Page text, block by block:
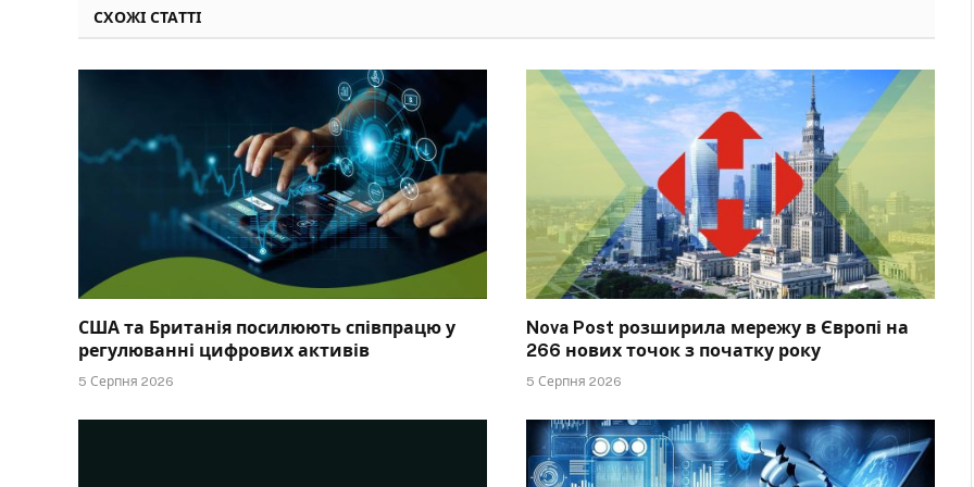
СХОЖІ СТАТТІ
США та Британія посилюють співпрацю у
регулюванні цифрових активів
5 Серпня 2026
Nova Post розширила мережу в Європі на
266 нових точок з початку року
5 Серпня 2026